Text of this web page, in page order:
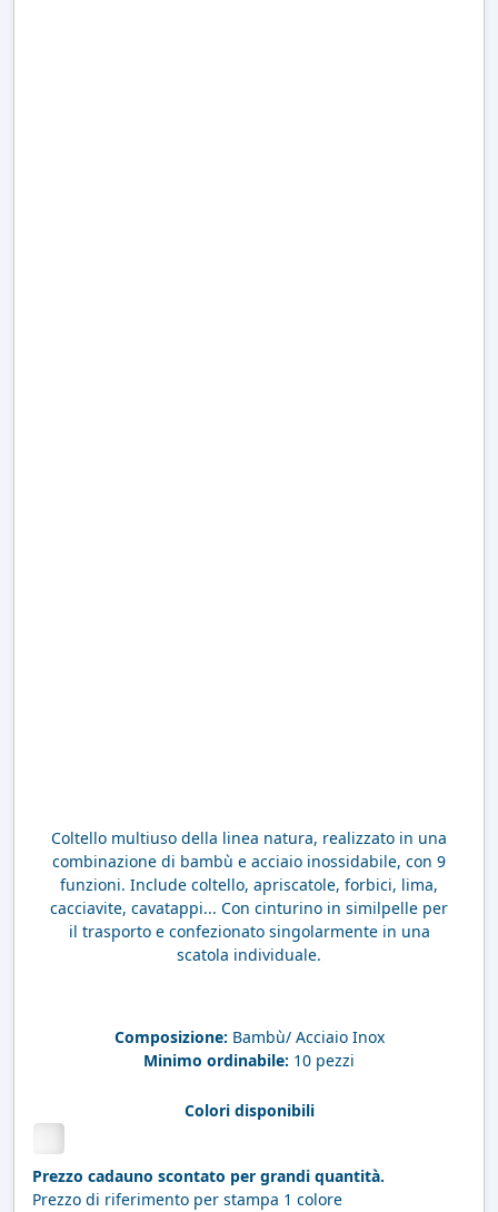
Coltello multiuso della linea natura, realizzato in una
combinazione di bambù e acciaio inossidabile, con 9
funzioni. Include coltello, apriscatole, forbici, lima,
cacciavite, cavatappi... Con cinturino in similpelle per
il trasporto e confezionato singolarmente in una
scatola individuale.
Composizione: Bambù/ Acciaio Inox
Minimo ordinabile: 10 pezzi
Colori disponibili
Prezzo cadauno scontato per grandi quantità.
Prezzo di riferimento per stampa 1 colore